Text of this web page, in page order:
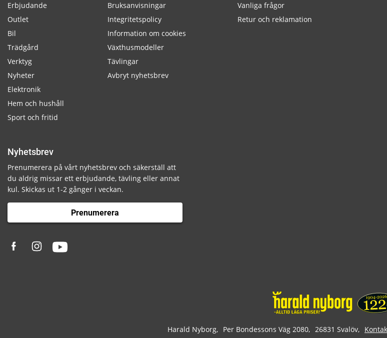
Erbjudande
Outlet
Bil
Trädgård
Verktyg
Nyheter
Elektronik
Hem och hushåll
Sport och fritid
Bruksanvisningar
Integritetspolicy
Information om cookies
Växthusmodeller
Tävlingar
Avbryt nyhetsbrev
Vanliga frågor
Retur och reklamation
Nyhetsbrev
Prenumerera på vårt nyhetsbrev och säkerställ att
du aldrig missar ett erbjudande, tävling eller annat
kul. Skickas ut 1-2 gånger i veckan.
Prenumerera
Harald Nyborg Per Bondessons Väg 2080 26831 Svalöv